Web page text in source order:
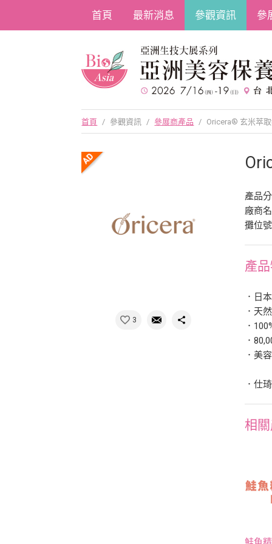
首頁 最新消息 參觀資訊 參
首頁 / 參觀資訊 / 參展商產品 / Oricera® 玄米萃
3
產品
廠商
攤位
產
．日
．天
．
．
．美
．仕
相